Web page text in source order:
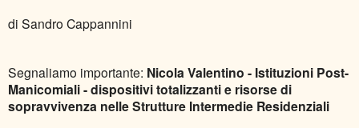
di Sandro Cappannini
Segnaliamo importante: Nicola Valentino - Istituzioni Post-
Manicomiali- dispositivitotalizzanti e risorse di
sopravvivenza nelle Strutture Intermedie Residenziali